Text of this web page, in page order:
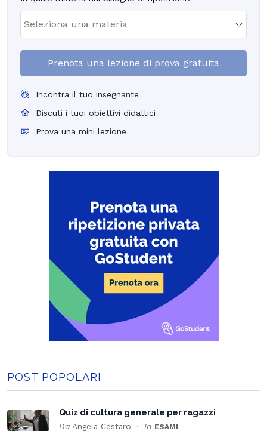
Prenota una lezione di prova gratuita
Incontra il tuo insegnante
Discuti i tuoi obiettivi didattici
Prova una mini lezione
POST POPOLARI
Quiz di cultura generale per ragazzi
Da Angela Cestaro In ESAMI